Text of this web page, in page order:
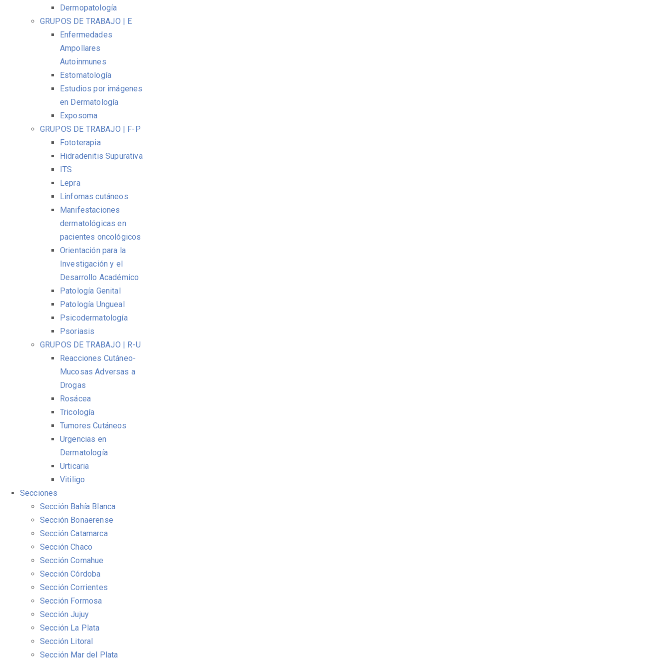
Dermopatología
GRUPOS DE TRABAJO | E
Enfermedades
Ampollares
Autoinmunes
Estomatología
Estudios por imágenes
en Dermatología
Exposoma
GRUPOS DE TRABAJO | F-P
Fototerapia
Hidradenitis Supurativa
ITS
Lepra
Linfomas cutáneos
Manifestaciones
dermatológicas en
pacientes oncológicos
Orientación para la
Investigación y el
Desarrollo Académico
Patología Genital
Patología Ungueal
Psicodermatología
Psoriasis
GRUPOS DE TRABAJO | R-U
Reacciones Cutáneo-
Mucosas Adversas a
Drogas
Rosácea
Tricología
Tumores Cutáneos
Urgencias en
Dermatología
Urticaria
Vitiligo
Secciones
Sección Bahía Blanca
Sección Bonaerense
Sección Catamarca
Sección Chaco
Sección Comahue
Sección Córdoba
Sección Corrientes
Sección Formosa
Sección Jujuy
Sección La Plata
Sección Litoral
Sección Mar del Plata